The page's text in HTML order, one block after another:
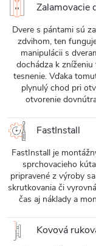
Zalamovacie
Dvere s pántami sú
zdvihom, ten
manipulácii s
dochádza k
tesnenie. Vďaka
plynulý chod pri
otvorenie
FastInstall
FastInstall je
sprchovacieho
pripravené z výroby
skrutkovania či
čas aj náklady a
Kovová